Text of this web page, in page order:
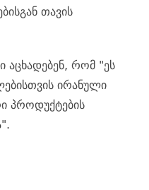
თავის
აცხადებენ, რომ "ეს
ირანული
პროდუქტების